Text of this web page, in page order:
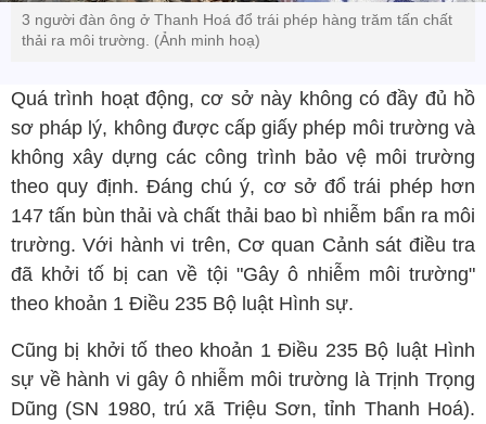
3 người đàn ông ở Thanh Hoá đổ trái phép hàng trăm tấn chất
thải ra môi trường. (Ảnh minh hoạ)
Quá trình hoạt động, cơ sở này không có đầy đủ hồ
sơ pháp lý, không được cấp giấy phép môi trường và
không xây dựng các công trình bảo vệ môi trường
theo quy định. Đáng chú ý, cơ sở đổ trái phép hơn
147 tấn bùn thải và chất thải bao bì nhiễm bẩn ra môi
trường. Với hành vi trên, Cơ quan Cảnh sát điều tra
đã khởi tố bị can về tội "Gây ô nhiễm môi trường"
theo khoản 1 Điều 235 Bộ luật Hình sự.
Cũng bị khởi tố theo khoản 1 Điều 235 Bộ luật Hình
sự về hành vi gây ô nhiễm môi trường là Trịnh Trọng
Dũng (SN 1980, trú xã Triệu Sơn, tỉnh Thanh Hoá).